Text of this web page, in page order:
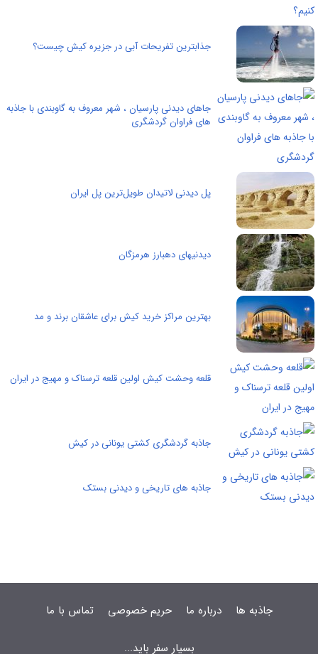
جذابترین تفریحات آبی در جزیره کیش چیست؟
جاهای دیدنی پارسیان ، شهر معروف به گاوبندی با جاذبه
های فراوان گردشگری
پل دیدنی لاتیدان طویل‌ترین پل ایران
دیدنیهای دهبارز هرمزگان
بهترین مراکز خرید کیش برای عاشقان برند و مد
قلعه وحشت کیش اولین قلعه ترسناک و مهیج در ایران
جاذبه گردشگری کشتی یونانی در کیش
جاذبه های تاریخی و دیدنی بستک
جاذبه ها درباره ما حریم خصوصی تماس با ما
بسیار سفر باید...